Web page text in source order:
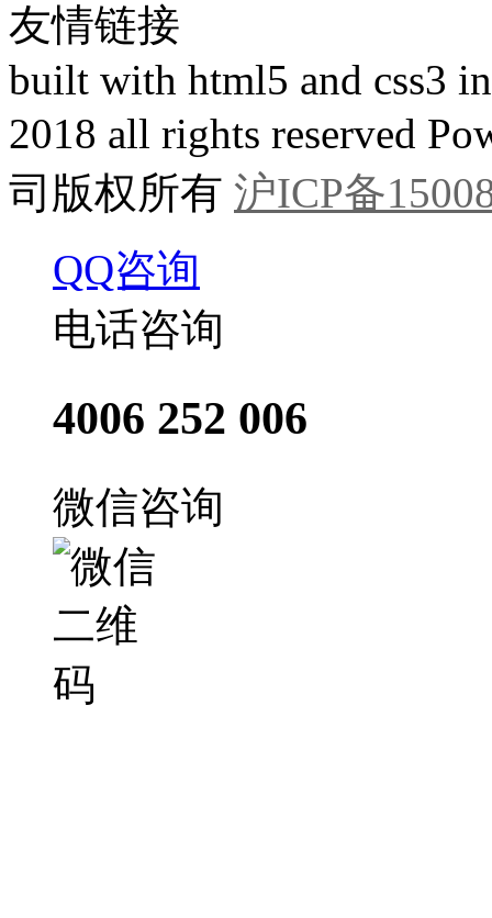
友情链接
built with html5 and css3
2018 all rights reserved
司版权所有 沪ICP备
QQ咨询
电话咨询
4006 252 006
微信咨询